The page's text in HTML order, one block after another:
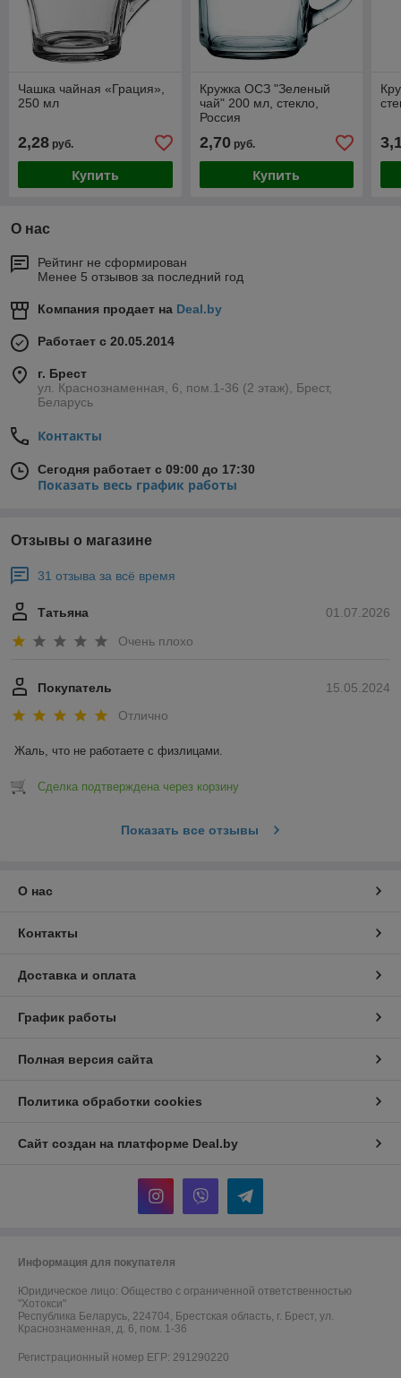
Чашка чайная «Грация»,
250 мл
2,28 руб.
Купить
Кружка ОСЗ "Зеленый
чай" 200 мл, стекло,
Россия
2,70руб.
Купить
О нас
Рейтинг не сформирован
Менее 5 отзывов за последний год
Компания продает на Deal.by
Работает с 20.05.2014
г. Брест
ул. Краснознаменная, 6, пом.1-36 (2 этаж), Брест,
Беларусь
Контакты
Сегодня работает с 09:00 до 17:30
Показать весь график работы
Отзывы о магазине
31 отзыва за всё время
01.07.2026
Татьяна
Очень плохо
15.05.2024
Покупатель
Отлично
Жаль, что не работаете с физлицами.
Сделка подтверждена через корзину
Показать все отзывы
О нас
Контакты
Доставка и оплата
График работы
Полная версия сайта
Политика обработки cookies
Сайт создан на платформе Deal.by
Информация для покупателя
Юридическое лицо: Общество с ограниченной ответственностью
"Хотокси"
Республика Беларусь, 224704, Брестская область, г. Брест, ул.
Краснознаменная, д. 6, пом. 1-36
Регистрационный номер ЕГР: 291290220